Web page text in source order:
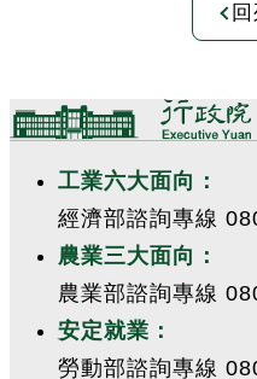
:::
工業六大面向：
經濟部諮詢專線
農業三大面向：
農業部諮詢專線
安定就業：
勞動部諮詢專線